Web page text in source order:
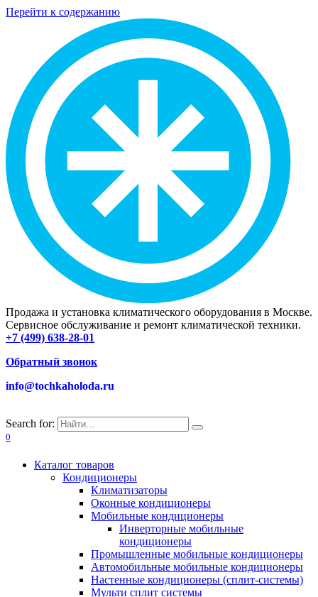
Перейти к содержанию
Продажа и установка климатического оборудования в Москве.
Сервисное обслуживание и ремонт климатической техники.
+7 (499) 638-28-01
Обратный звонок
info@tochkaholoda.ru
Search for:
0
Каталог товаров
Кондиционеры
Климатизаторы
Оконные кондиционеры
Мобильные кондиционеры
Инверторные мобильные
кондиционеры
Промышленные мобильные кондиционеры
Автомобильные мобильные кондиционеры
Настенные кондиционеры (сплит-системы)
Мульти сплит системы